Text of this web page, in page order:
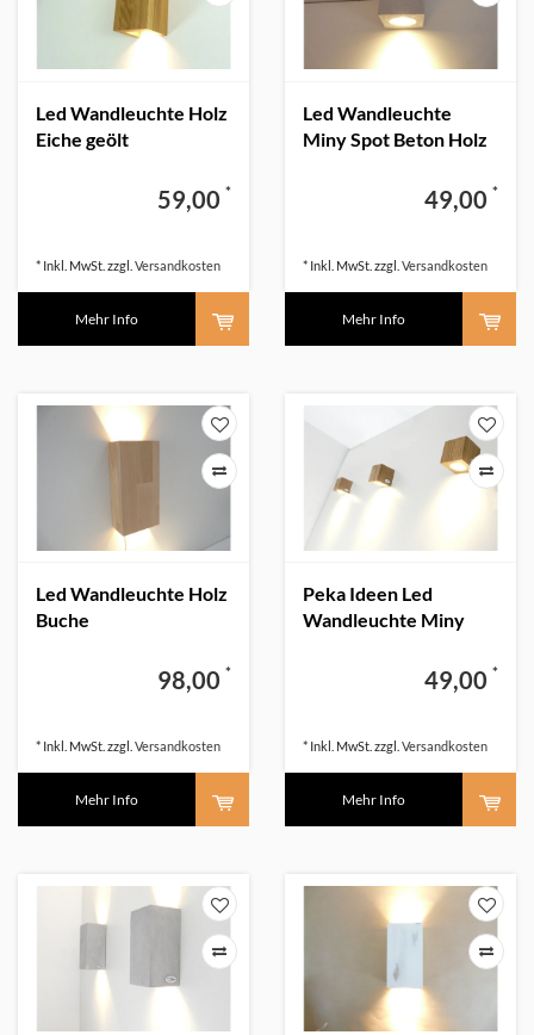
Led Wandleuchte Holz
Eiche geölt
59,00 *
* Inkl. MwSt. zzgl. Versandkosten
Mehr Info
Led Wandleuchte
Miny Spot Beton Holz
49,00 *
* Inkl. MwSt. zzgl. Versandkosten
Mehr Info
Led Wandleuchte Holz
Buche
98,00 *
* Inkl. MwSt. zzgl. Versandkosten
Mehr Info
Peka Ideen Led
Wandleuchte Miny
49,00 *
* Inkl. MwSt. zzgl. Versandkosten
Mehr Info